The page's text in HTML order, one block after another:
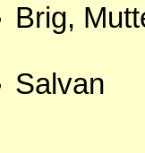
Brig,
Salvan